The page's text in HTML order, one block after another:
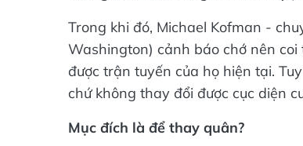
Trong khi đó, Michael Kofman -
Washington) cảnh báo chớ nên
được trận tuyến của họ hiện tại.
chứ không thay đổi được cục diện
Mục đích là để thay quân?